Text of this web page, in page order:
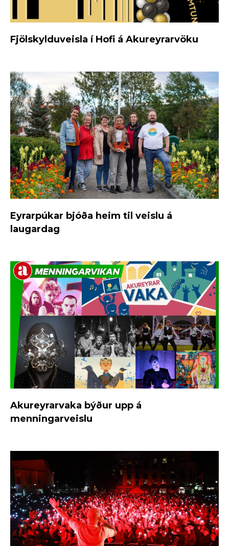
Fjölskylduveisla í Hofi á Akureyrarvöku
Eyrarpúkar bjóða heim til veislu á
laugardag
Akureyrarvaka býður upp á
menningarveislu